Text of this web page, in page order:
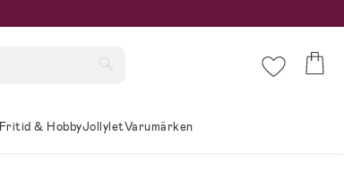
Fritid & HobbyJollyletVarumärken